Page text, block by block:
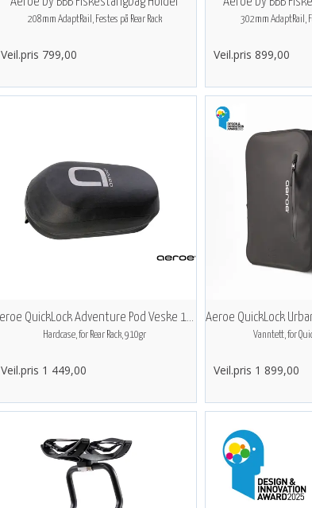
208mm AdaptRail, Festes på Rear Rack
Veil.pris 799,00
302mm AdaptRail,
Veil.pris 899,00
Aeroe QuickLock Adventure Pod Veske 11L
Hardcase, for Rear Rack, 910gr
Veil.pris 1 449,00
Vanntett, for
Veil.pris 1 899,00